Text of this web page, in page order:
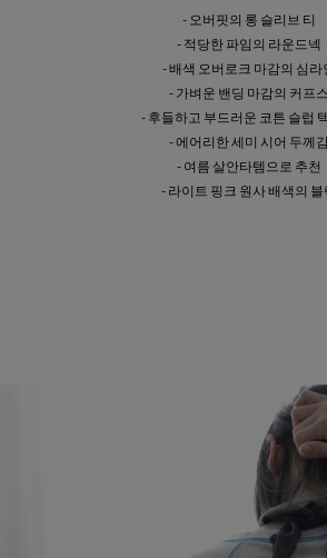
- 오버핏의 롱 슬리브 티
- 적당한 파임의 라운드넥
- 배색 오버로크 마감의 심라
- 가벼운 밴딩 마감의 커프스
- 후들하고 부드러운 코튼 슬럽
- 에어리한 세미 시어 두께
- 여름 살안타템으로 추천
- 라이트 핑크 원사 배색의 블